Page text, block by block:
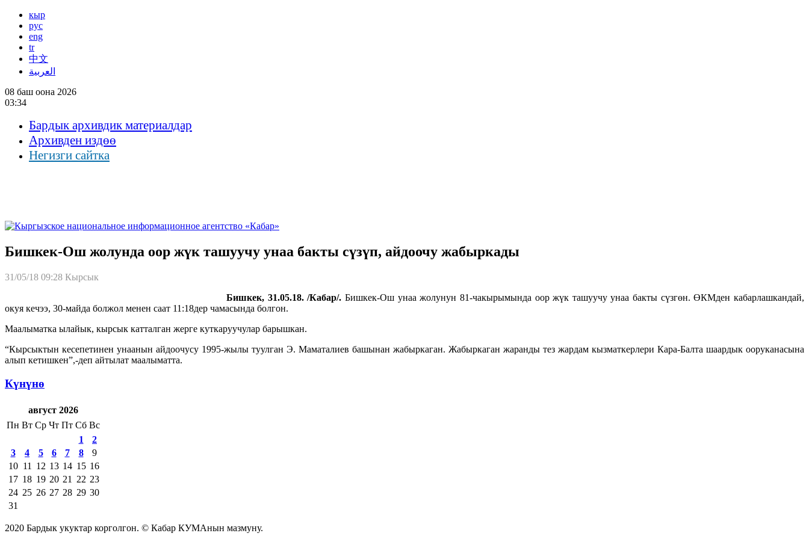
кыр
рус
eng
tr
中文
العربية
08 баш оона 2026
03:34
Бардык архивдик материалдар
Архивден издөө
Негизги сайтка
Бишкек-Ош жолунда оор жүк ташуучу унаа бакты сүзүп, айдоочу жабыркады
31/05/18 09:28 Кырсык
Бишкек, 31.05.18. /Кабар/. Бишкек-Ош унаа жолунун 81-чакырымында оор жүк ташуучу унаа бакты сүзгөн. ӨКМден кабарлашкандай,
окуя кечээ, 30-майда болжол менен саат 11:18дер чамасында болгон.
Маалыматка ылайык, кырсык катталган жерге куткаруучулар барышкан.
“Кырсыктын кесепетинен унаанын айдоочусу 1995-жылы туулган Э. Маматалиев башынан жабыркаган. Жабыркаган жаранды тез жардам кызматкерлери Кара-Балта шаардык ооруканасына
алып кетишкен”,-деп айтылат маалыматта.
Күнүнө
август 2026
Пн Вт Ср Чт Пт Сб Вс
1
2
3
4 5 6 7 8
9
10 11 12 13 14 15 16
17 18 19 20 21 22 23
24 25 26 27 28 29 30
31
2020 Бардык укуктар корголгон. © Кабар КУМАнын мазмуну.